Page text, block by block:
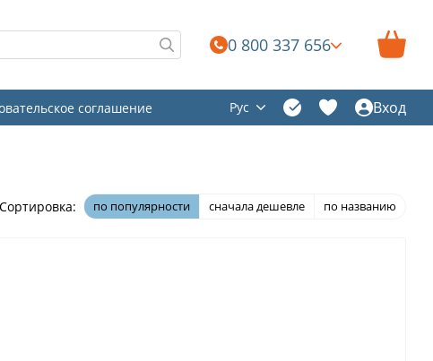
0 800 337 656
соглашение
Рус Вход
Сортировка: по популярности сначала дешевле по названию